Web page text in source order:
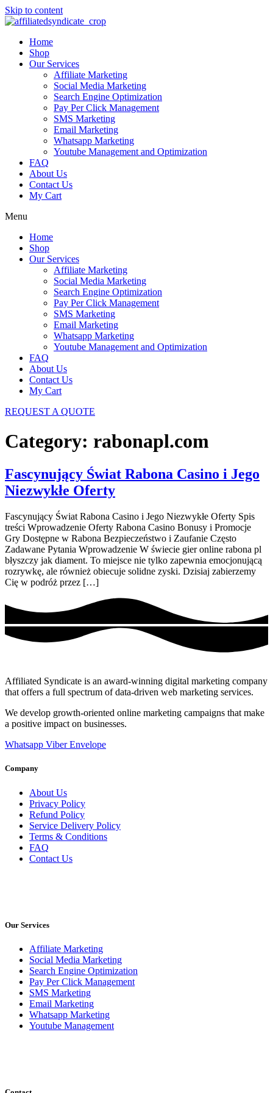
Skip to content
Home
Shop
Our Services
Affiliate Marketing
Social Media Marketing
Search Engine Optimization
Pay Per Click Management
SMS Marketing
Email Marketing
Whatsapp Marketing
Youtube Management and Optimization
FAQ
About Us
Contact Us
My Cart
Menu
Home
Shop
Our Services
Affiliate Marketing
Social Media Marketing
Search Engine Optimization
Pay Per Click Management
SMS Marketing
Email Marketing
Whatsapp Marketing
Youtube Management and Optimization
FAQ
About Us
Contact Us
My Cart
REQUEST A QUOTE
Category: rabonapl.com
Fascynujący Świat Rabona Casino i Jego
Niezwykłe Oferty
Fascynujący Świat Rabona Casino i Jego Niezwykłe Oferty Spis
treści Wprowadzenie Oferty Rabona Casino Bonusy i Promocje
Gry Dostępne w Rabona Bezpieczeństwo i Zaufanie Często
Zadawane Pytania Wprowadzenie W świecie gier online rabona pl
błyszczy jak diament. To miejsce nie tylko zapewnia emocjonującą
rozrywkę, ale również obiecuje solidne zyski. Dzisiaj zabierzemy
Cię w podróż przez […]
Affiliated Syndicate is an award-winning digital marketing company
that offers a full spectrum of data-driven web marketing services.
We develop growth-oriented online marketing campaigns that make
a positive impact on businesses.
Whatsapp Viber Envelope
Company
About Us
Privacy Policy
Refund Policy
Service Delivery Policy
Terms & Conditions
FAQ
Contact Us
Our Services
Affiliate Marketing
Social Media Marketing
Search Engine Optimization
Pay Per Click Management
SMS Marketing
Email Marketing
Whatsapp Marketing
Youtube Management